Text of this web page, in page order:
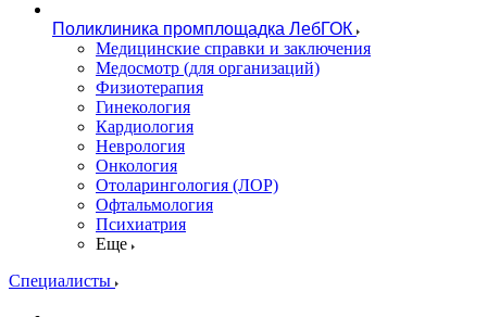
Поликлиника промплощадка ЛебГОК
Медицинские справки и заключения
Медосмотр (для организаций)
Физиотерапия
Гинекология
Кардиология
Неврология
Онкология
Отоларингология (ЛОР)
Офтальмология
Психиатрия
Еще
Специалисты